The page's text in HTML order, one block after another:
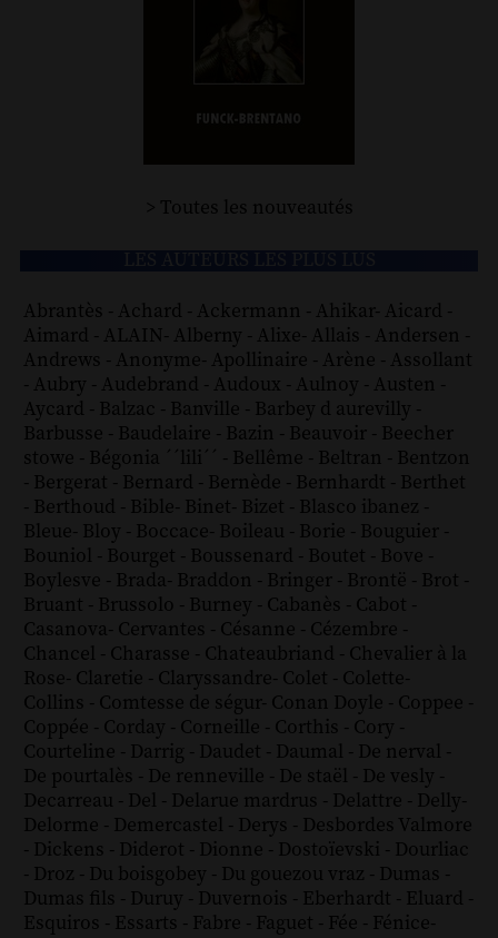
> Toutes les nouveautés
Abrantès - Achard - Ackermann - Ahikar- Aicard -
Aimard - ALAIN- Alberny - Alixe- Allais - Andersen -
Andrews - Anonyme- Apollinaire - Arène - Assollant
- Aubry - Audebrand - Audoux - Aulnoy - Austen -
Aycard - Balzac - Banville - Barbey d aurevilly -
Barbusse - Baudelaire - Bazin - Beauvoir - Beecher
stowe - Bégonia ´´lili´´ - Bellême - Beltran - Bentzon
- Bergerat - Bernard - Bernède - Bernhardt - Berthet
- Berthoud - Bible- Binet- Bizet - Blasco ibanez -
Bleue- Bloy - Boccace- Boileau - Borie - Bouguier -
Bouniol - Bourget - Boussenard - Boutet - Bove -
Boylesve - Brada- Braddon - Bringer - Brontë - Brot -
Bruant - Brussolo - Burney - Cabanès - Cabot -
Casanova- Cervantes - Césanne - Cézembre -
Chancel - Charasse - Chateaubriand - Chevalier à la
Rose- Claretie - Claryssandre- Colet - Colette-
Collins - Comtesse de ségur- Conan Doyle - Coppee -
Coppée - Corday - Corneille - Corthis - Cory -
Courteline - Darrig - Daudet - Daumal - De nerval -
De pourtalès - De renneville - De staël - De vesly -
Decarreau - Del - Delarue mardrus - Delattre - Delly-
Delorme - Demercastel - Derys - Desbordes Valmore
- Dickens - Diderot - Dionne - Dostoïevski - Dourliac
- Droz - Du boisgobey - Du gouezou vraz - Dumas -
Dumas fils - Duruy - Duvernois - Eberhardt - Eluard -
Esquiros - Essarts - Fabre - Faguet - Fée - Fénice-